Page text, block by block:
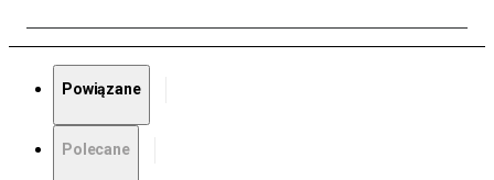
Powiązane
Polecane